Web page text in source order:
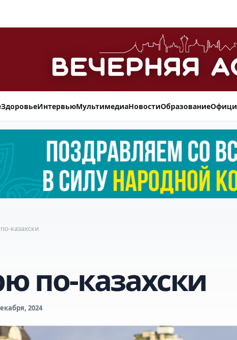
ЗдоровьеИнтервьюМультимедиаНовостиОбразование
казахски
по-казахски
2024